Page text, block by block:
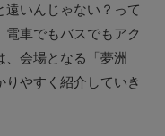
いんじゃない？って
車でもバスでもアク
会場となる「夢洲
りやすく紹介していき